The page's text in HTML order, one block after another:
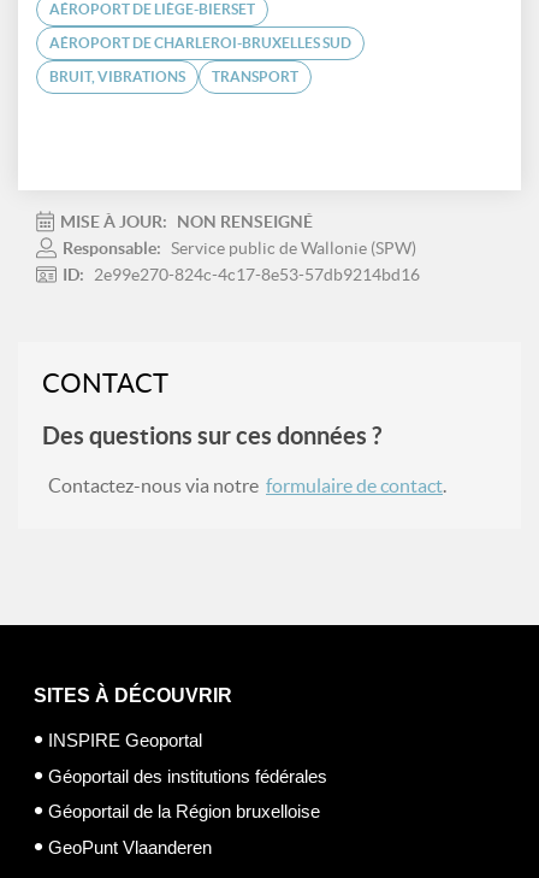
AÉROPORT DE LIÈGE-BIERSET
AÉROPORT DE CHARLEROI-BRUXELLES SUD
BRUIT, VIBRATIONS TRANSPORT
MISE À JOUR:
NON RENSEIGNÉ
Responsable: Service public de Wallonie (SPW)
ID:
2e99e270-824c-4c17-8e53-57db9214bd16
CONTACT
Des questions sur ces données ?
Contactez-nous via notre formulaire de contact.
SITES À DÉCOUVRIR
INSPIRE Geoportal
Géoportail des institutions fédérales
Géoportail de la Région bruxelloise
GeoPunt Vlaanderen